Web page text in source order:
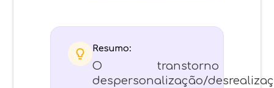
Resumo:
O transtorno
despersonalização/